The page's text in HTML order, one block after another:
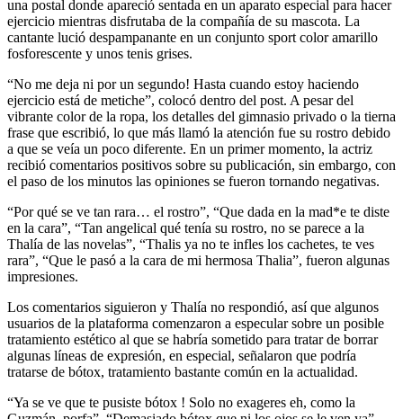
una postal donde apareció sentada en un aparato especial para hacer
ejercicio mientras disfrutaba de la compañía de su mascota. La
cantante lució despampanante en un conjunto sport color amarillo
fosforescente y unos tenis grises.
“No me deja ni por un segundo! Hasta cuando estoy haciendo
ejercicio está de metiche”, colocó dentro del post. A pesar del
vibrante color de la ropa, los detalles del gimnasio privado o la tierna
frase que escribió, lo que más llamó la atención fue su rostro debido
a que se veía un poco diferente. En un primer momento, la actriz
recibió comentarios positivos sobre su publicación, sin embargo, con
el paso de los minutos las opiniones se fueron tornando negativas.
“Por qué se ve tan rara… el rostro”, “Que dada en la mad*e te diste
en la cara”, “Tan angelical qué tenía su rostro, no se parece a la
Thalía de las novelas”, “Thalis ya no te infles los cachetes, te ves
rara”, “Que le pasó a la cara de mi hermosa Thalia”, fueron algunas
impresiones.
Los comentarios siguieron y Thalía no respondió, así que algunos
usuarios de la plataforma comenzaron a especular sobre un posible
tratamiento estético al que se habría sometido para tratar de borrar
algunas líneas de expresión, en especial, señalaron que podría
tratarse de bótox, tratamiento bastante común en la actualidad.
“Ya se ve que te pusiste bótox ! Solo no exageres eh, como la